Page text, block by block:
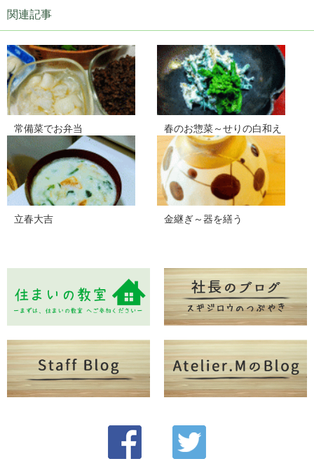
関連記事
常備菜でお弁当 春のお惣菜～せりの白和え
立春大吉 金継ぎ～器を繕う